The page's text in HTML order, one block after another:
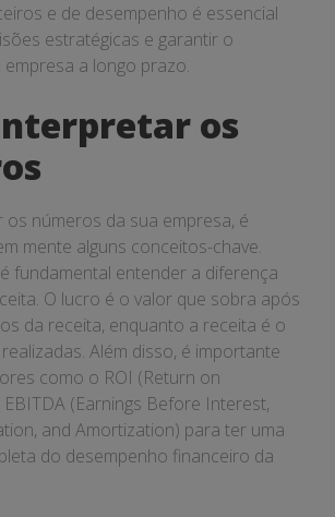
e de desempenho é essencial
estratégicas e garantir o
a longo prazo.
os
os números da sua empresa, é
mente alguns conceitos-chave.
fundamental entender a diferença
O lucro é o valor que sobra após
da receita, enquanto a receita é o
Além disso, é importante
como o ROI (Return on
(Earnings Before Interest,
and Amortization) para ter uma
do desempenho financeiro da